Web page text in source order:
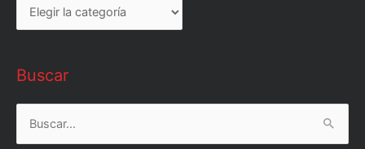
Buscar
Buscar
por: